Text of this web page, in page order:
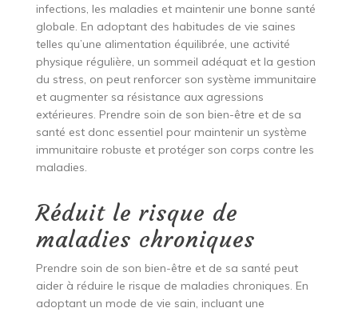
infections, les maladies et maintenir une bonne santé
globale. En adoptant des habitudes de vie saines
telles qu’une alimentation équilibrée, une activité
physique régulière, un sommeil adéquat et la gestion
du stress, on peut renforcer son système immunitaire
et augmenter sa résistance aux agressions
extérieures. Prendre soin de son bien-être et de sa
santé est donc essentiel pour maintenir un système
immunitaire robuste et protéger son corps contre les
maladies.
Réduit le risque de
maladies chroniques
Prendre soin de son bien-être et de sa santé peut
aider à réduire le risque de maladies chroniques. En
adoptant un mode de vie sain, incluant une